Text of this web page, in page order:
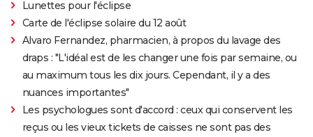
Lunettes pour l'éclipse
Carte de l'éclipse solaire du 12 août
Alvaro Fernandez, pharmacien, à propos du lavage des
draps : "L'idéal est de les changer une fois par semaine, ou
au maximum tous les dix jours. Cependant, il y a des
nuances importantes"
Les psychologues sont d'accord : ceux qui conservent les
reçus ou les vieux tickets de caisses ne sont pas des